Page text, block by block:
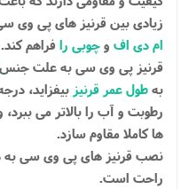
زیادی بین قرنیز های پی وی
ام دی اف وچوبی را فراهم کند.
قرنیز پی وی سی به علت جنس
بهطول عمر قرنیز بیفزاید،
رطوبت و آب را بالاتر می ببرد،
ها کاملا مقاوم سازد.
نصب قرنیز های پی وی سی به
راحت است.